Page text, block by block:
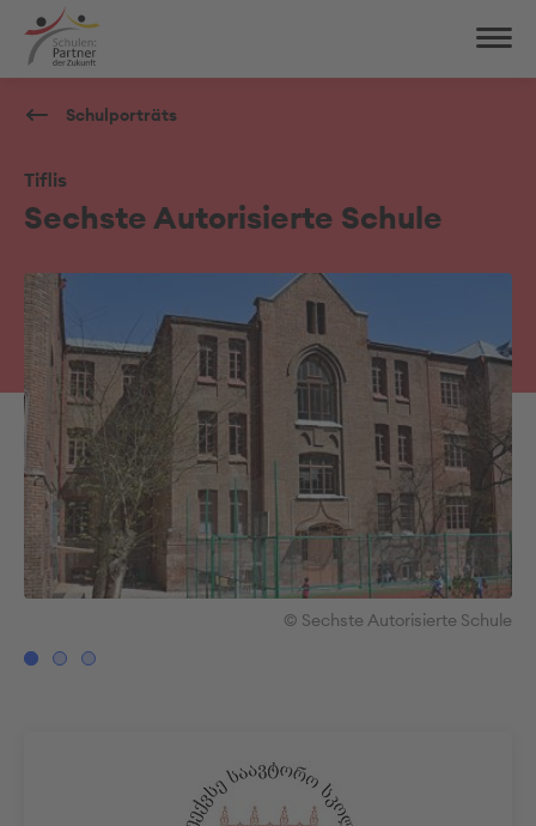
Schulporträts
Tiflis
Sechste Autorisierte Schule
© Sechste Autorisierte Schule